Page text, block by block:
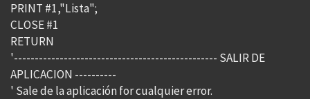
PRINT #1,"Lista";
CLOSE #1
RETURN
'------------------------------------------------- SALIR DE
APLICACION ----------
' Sale de la aplicación for cualquier error.